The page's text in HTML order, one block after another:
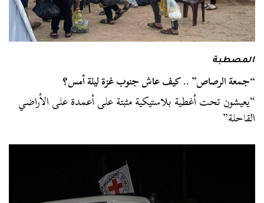
المصطبة
“جمعة الرصاص” .. كيف عاش جنوب غزة ليلة أمس؟
“يعيشون تحت أغطية بلاستيكية مثبتة على أعمدة على الأراضي
القاحلة”